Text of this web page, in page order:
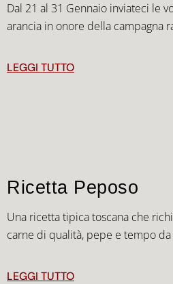
Dal 21 al 31 Gennaio inviateci le
arancia in onore della campagna
LEGGI TUTTO
Ricetta Peposo
Una ricetta tipica toscana che
carne di qualità, pepe e tempo
LEGGI TUTTO